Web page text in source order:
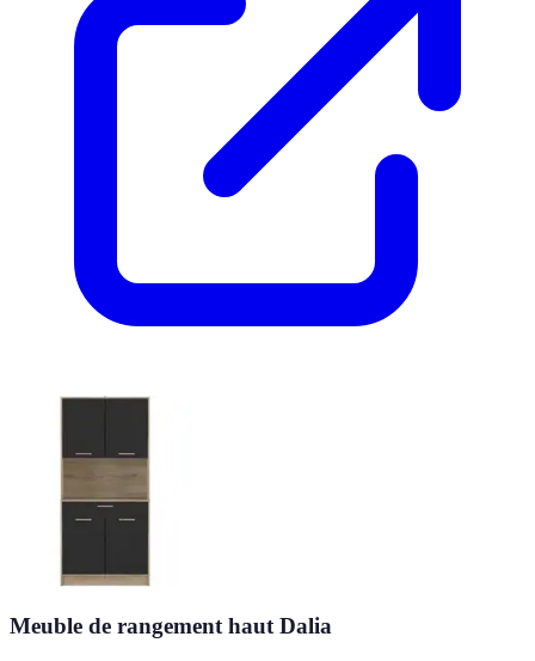
Meuble de rangement haut Dalia